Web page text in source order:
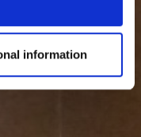
information